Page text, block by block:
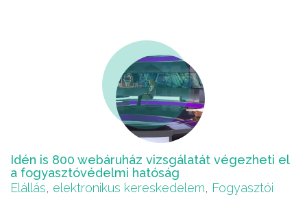
Idén is 800 webáruház vizsgálatát végezheti el
a fogyasztóvédelmi hatóság
Elállás, elektronikus kereskedelem, Fogyasztói